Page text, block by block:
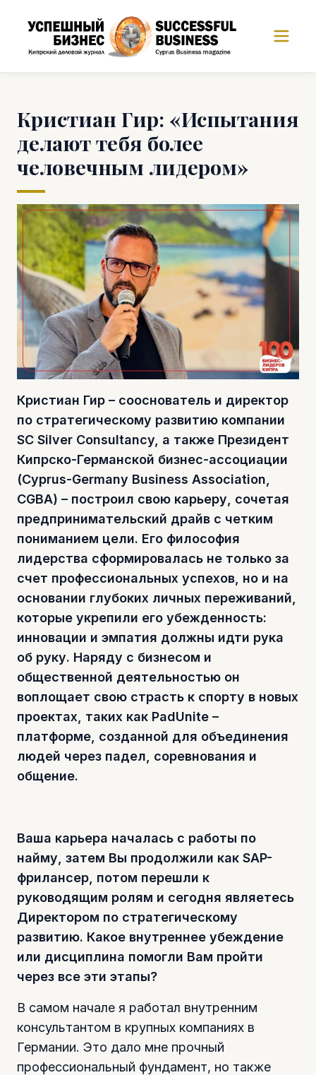
Кристиан Гир: «Испытания
делают тебя более
человечным лидером»
Кристиан Гир – сооснователь и директор
по стратегическому развитию компании
SC Silver Consultancy, а также Президент
Кипрско-Германской бизнес-ассоциации
(Cyprus-Germany Business Association,
CGBA) – построил свою карьеру, сочетая
предпринимательский драйв с четким
пониманием цели. Его философия
лидерства сформировалась не только за
счет профессиональных успехов, но и на
основании глубоких личных переживаний,
которые укрепили его убежденность:
инновации и эмпатия должны идти рука
об руку. Наряду с бизнесом и
общественной деятельностью он
воплощает свою страсть к спорту в новых
проектах, таких как PadUnite –
платформе, созданной для объединения
людей через падел, соревнования и
общение.
Ваша карьера началась с работы по
найму, затем Вы продолжили как SAP-
фрилансер, потом перешли к
руководящим ролям и сегодня являетесь
Директором по стратегическому
развитию. Какое внутреннее убеждение
или дисциплина помогли Вам пройти
через все эти этапы?
В самом начале я работал внутренним
консультантом в крупных компаниях в
Германии. Это дало мне прочный
профессиональный фундамент, но также